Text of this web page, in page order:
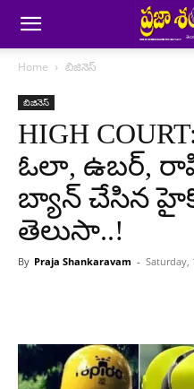
Home బిజినెస్
బిజినెస్
HIGH
ఓలా, ఉబర్,
బ్యాన్ చేసిన
తెలుసా..!
By Praja Shankaravam - Saturday,